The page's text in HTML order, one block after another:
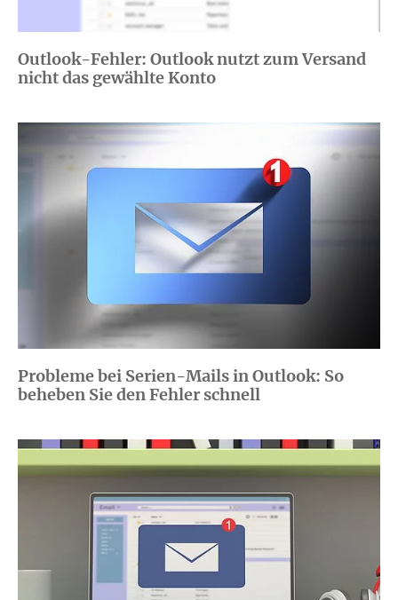
Outlook-Fehler: Outlook nutzt zum Versand
nicht das gewählte Konto
Probleme bei Serien-Mails in Outlook: So
beheben Sie den Fehler schnell